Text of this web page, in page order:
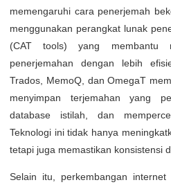
memengaruhi cara penerjemah
menggunakan perangkat lunak
(CAT tools) yang membantu
penerjemahan dengan lebih
Trados, MemoQ, dan OmegaT
menyimpan terjemahan yang
database istilah, dan
Teknologi ini tidak hanya
tetapi juga memastikan konsistensi
Selain itu, perkembangan